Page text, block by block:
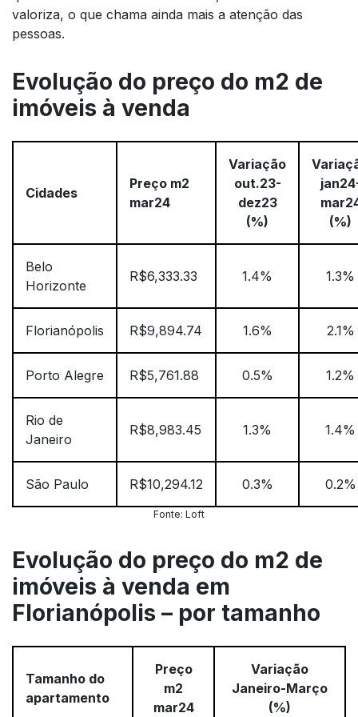
valoriza, o que chama ainda mais a atenção das
pessoas.
Evolução do preço do m2 de
imóveis à venda
Cidades
Preço m2
mar24
Variação
out.23-
dez23
(%)
(%)
Belo
Horizonte
R$6,333.33 1.4% 1.3%
Florianópolis R$9,894.74 1.6% 2.1%
Porto Alegre R$5,761.88 0.5% 1.2%
Rio de
Janeiro
R$8,983.45 1.3% 1.4%
São Paulo R$10,294.12 0.3% 0.2%
Fonte: Loft
Evolução do preço do m2 de
imóveis à venda em
Florianópolis – por tamanho
Tamanho do
apartamento
Preço
m2
mar24
Variação
Janeiro-Março
(%)